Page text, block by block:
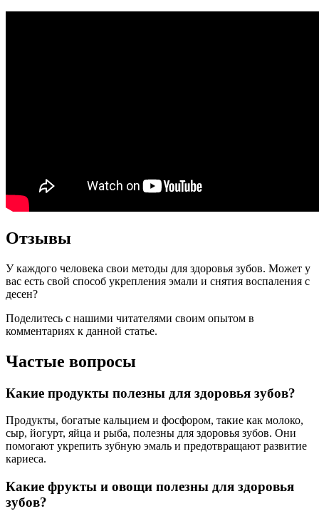
Отзывы
У каждого человека свои методы для здоровья зубов. Может у
вас есть свой способ укрепления эмали и снятия воспаления с
десен?
Поделитесь с нашими читателями своим опытом в
комментариях к данной статье.
Частые вопросы
Какие продукты полезны для здоровья зубов?
Продукты, богатые кальцием и фосфором, такие как молоко,
сыр, йогурт, яйца и рыба, полезны для здоровья зубов. Они
помогают укрепить зубную эмаль и предотвращают развитие
кариеса.
Какие фрукты и овощи полезны для здоровья
зубов?